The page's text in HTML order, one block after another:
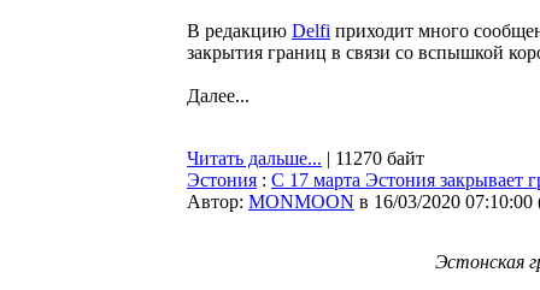
В редакцию Delfi приходит много
закрытия границ в связи со вспышкой
Далее...
Читать дальше... | 11270 байт
Эстония : С 17 марта Эстония закрывает
Автор: MONMOON в 16/03/2020 07:10:00
Эстонская